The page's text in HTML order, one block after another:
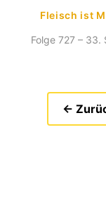
Fleisch ist
Folge 727 – 33.
←